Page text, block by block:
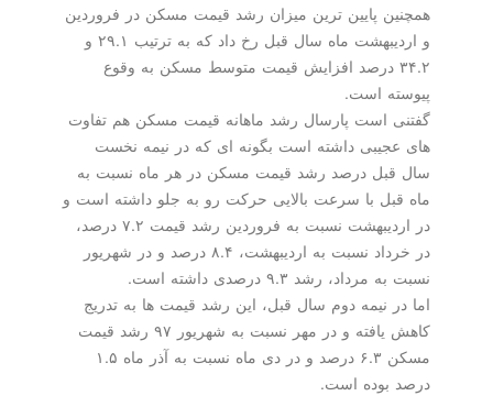
پایین ترین میزان رشد قیمت مسكن در فروردین
و اردیبهشت ماه سال قبل رخ داد كه به ترتیب ۲۹.۱ و
درصد افزایش قیمت متوسط مسكن به وقوع
است پارسال رشد ماهانه قیمت مسكن هم تفاوت
داشته است بگونه ای كه در نیمه نخست
درصد رشد قیمت مسكن در هر ماه نسبت به
با سرعت بالایی حركت رو به جلو داشته است و
در اردیبهشت نسبت به فروردین رشد قیمت ۷.۲ درصد،
در خرداد نسبت به اردیبهشت، ۸.۴ درصد و در شهریور
رشد ۹.۳ درصدی داشته است.
نیمه دوم سال قبل، این رشد قیمت ها به تدریج
كاهش یافته و در مهر نسبت به شهریور ۹۷ رشد قیمت
مسكن ۶.۳ درصد و در دی ماه نسبت به آذر ماه ۱.۵
است.